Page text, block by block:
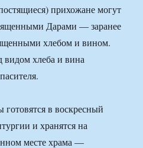
прихожане могут
Дарами — заранее
хлебом и вином.
видом хлеба и вина
в воскресный
и хранятся на
месте храма —